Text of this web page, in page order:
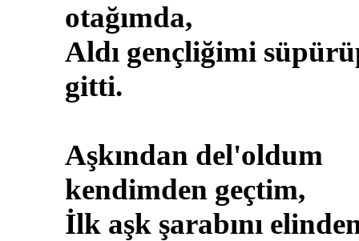
otağımda,
Aldı gençliğimi
gitti.
Aşkından del'oldum
kendimden geçtim,
İlk aşk şarabını